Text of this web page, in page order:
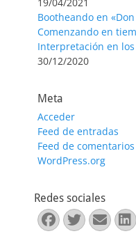
Bootheando en
Comenzando en
Interpretación en
30/12/2020
Meta
Acceder
Feed de entradas
Feed de comentarios
WordPress.org
Redes sociales
Facebook
Twitter